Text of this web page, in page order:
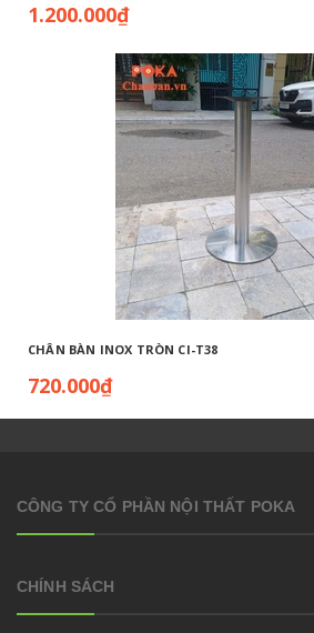
1.200.000₫
CHÂN BÀN INOX TRÒN CI-T38
720.000₫
CÔNG TY CỔ PHẦN NỘI THẤT POKA
CHÍNH SÁCH